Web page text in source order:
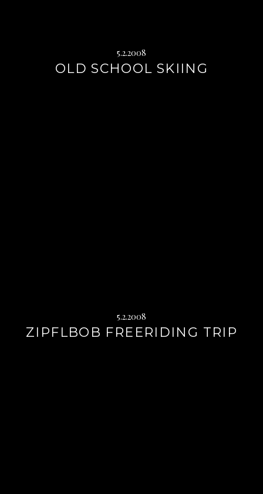
5.2.2008
OLD SCHOOL SKIING
5.2.2008
ZIPFLBOB FREERIDING TRIP